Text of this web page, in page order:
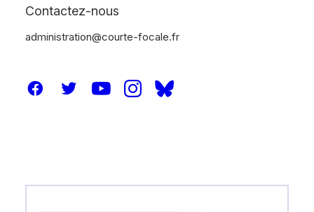
Contactez-nous
administration@courte-focale.fr